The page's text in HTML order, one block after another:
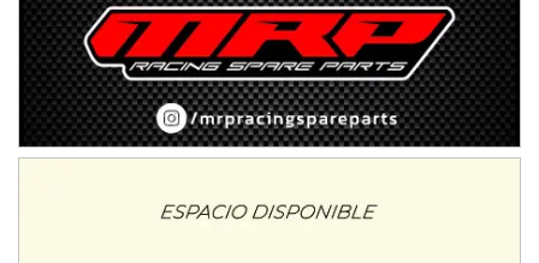
08/09-AGO
IAME SERIES ARGENTINA 6
Ramiro Tot (Asfalto)
Baradero (Buenos Aires)
KDO - F6